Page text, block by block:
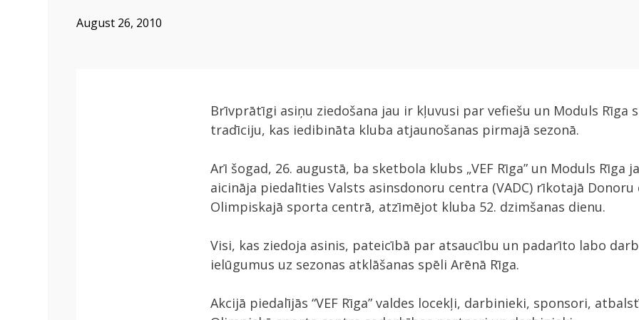
August 26, 2010
Brīvprātīgi asiņu ziedošana jau ir kļuvusi par vefiešu un Moduls Rīga
tradīciju, kas iedibināta kluba atjaunošanas pirmajā sezonā.
Arī šogad, 26. augustā, ba sketbola klubs „VEF Rīga” un Moduls Rīga
aicināja piedalīties Valsts asinsdonoru centra (VADC) rīkotajā Donoru
Olimpiskajā sporta centrā, atzīmējot kluba 52. dzimšanas dienu.
Visi, kas ziedoja asinis, pateicībā par atsaucību un padarīto labo
ielūgumus uz sezonas atklāšanas spēli Arēnā Rīga.
Akcijā piedalījās “VEF Rīga” valdes locekļi, darbinieki, sponsori,